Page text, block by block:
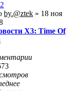
by.@ztek » 18 ноя
X3: Time Of